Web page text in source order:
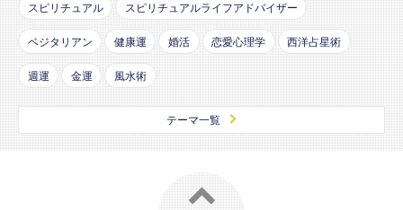
スピリチュアル スピリチュアルライフアドバイザー
ベジタリアン 健康運 婚活 恋愛心理学 西洋占星術
週運 金運 風水術
テーマ一覧